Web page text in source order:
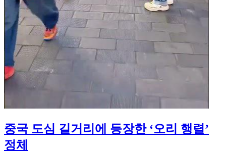
중국 도심 길거리에 등장한 ‘오리 행렬’
정체